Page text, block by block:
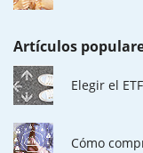
Artículos
Elegir el
Cómo